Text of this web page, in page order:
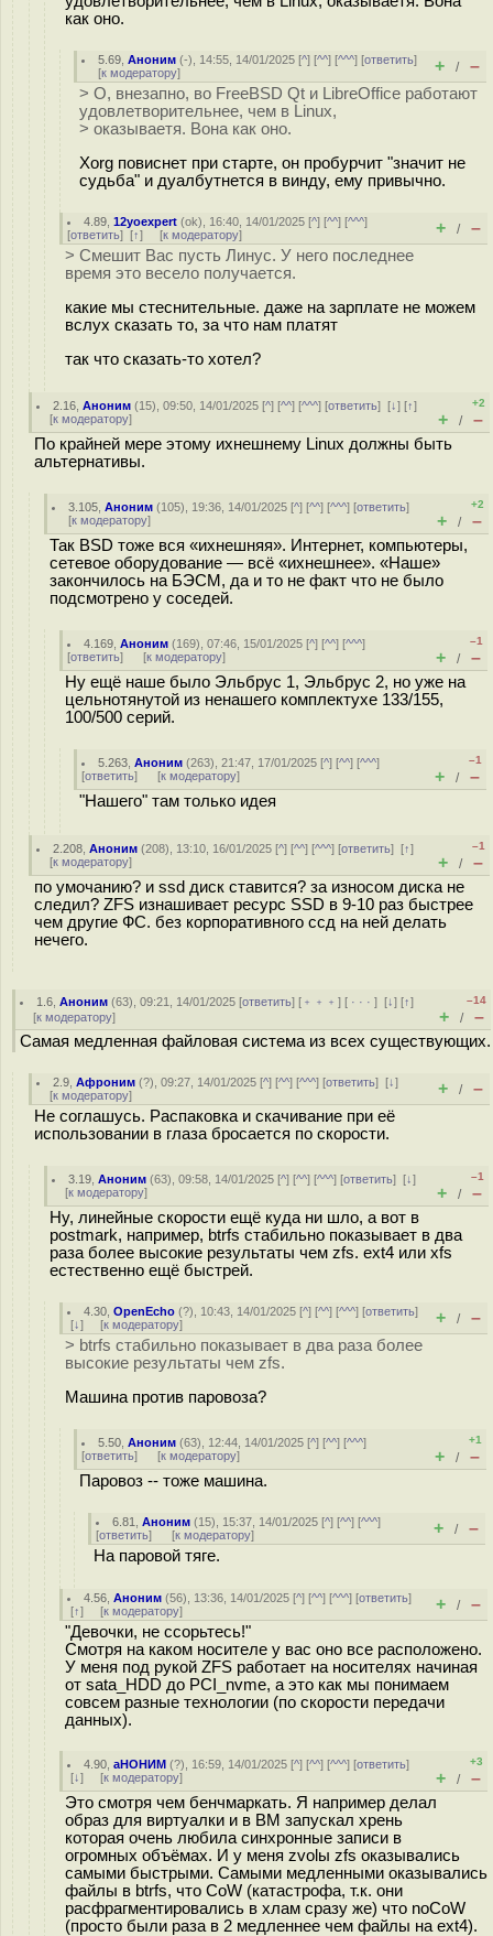
как оно.
5.69 ,Аноним (-), 14:55, 14/01/2025 [^] [^^] [^^^] [ответить]
[к модератору] + / –
> О, внезапно, во FreeBSD Qt и LibreOffice работают
удовлетворительнее, чем в Linux,
> оказываетя. Вона как оно.
Xorg повиснет при старте, он пробурчит "значит не
судьба" и дуалбутнется в винду, ему привычно.
4.89 ,12yoexpert (ok), 16:40, 14/01/2025 [^] [^^] [^^^]
[ответить] [↑] [к модератору] + / –
> Смешит Вас пусть Линус. У него последнее
время это весело получается.
какие мы стеснительные. даже на зарплате не можем
вслух сказать то, за что нам платят
так что сказать-то хотел?
2.16 ,Аноним (15), 09:50, 14/01/2025 [^] [^^] [^^^] [ответить][↓] [↑]
[к модератору]
+2
+ / –
По крайней мере этому ихнешнему Linux должны быть
альтернативы.
3.105 ,Аноним (105), 19:36, 14/01/2025 [^] [^^] [^^^] [ответить]
[к модератору]
+2
+ / –
Так BSD тоже вся «ихнешняя». Интернет, компьютеры,
сетевое оборудование — всё «ихнешнее». «Наше»
закончилось на БЭСМ, да и то не факт что не было
подсмотрено у соседей.
4.169 ,Аноним (169), 07:46, 15/01/2025 [^] [^^] [^^^]
[ответить] [к модератору]
–1
+ / –
Ну ещё наше было Эльбрус 1, Эльбрус 2, но уже на
цельнотянутой из ненашего комплектухе 133/155,
100/500 серий.
5.263 ,Аноним (263), 21:47, 17/01/2025 [^] [^^] [^^^]
[ответить] [к модератору]
–1
+ / –
"Нашего" там только идея
2.208 ,Аноним (208), 13:10, 16/01/2025 [^] [^^] [^^^] [ответить][↑]
[к модератору]
–1
+ / –
по умочанию? и ssd диск ставится? за износом диска не
следил? ZFS изнашивает ресурс SSD в 9-10 раз быстрее
чем другие ФС. без корпоративного ссд на ней делать
нечего.
1.6 ,Аноним (63), 09:21, 14/01/2025 [ответить] [ ﹢﹢﹢] [ · · ·][↓] [↑]
[к модератору]
–14
+ / –
Самая медленная файловая система из всех существующих.
2.9 ,Афроним (?), 09:27, 14/01/2025 [^] [^^] [^^^] [ответить][↓]
[к модератору] + / –
Не соглашусь. Распаковка и скачивание при её
использовании в глаза бросается по скорости.
3.19 ,Аноним (63), 09:58, 14/01/2025 [^] [^^] [^^^] [ответить][↓]
[к модератору]
–1
+ / –
Ну, линейные скорости ещё куда ни шло, а вот в
postmark, например, btrfs стабильно показывает в два
раза более высокие результаты чем zfs. ext4 или xfs
естественно ещё быстрей.
4.30 ,OpenEcho (?), 10:43, 14/01/2025 [^] [^^] [^^^] [ответить]
[↓] [к модератору] + / –
> btrfs стабильно показывает в два раза более
высокие результаты чем zfs.
Машина против паровоза?
5.50 ,Аноним (63), 12:44, 14/01/2025 [^] [^^] [^^^]
[ответить] [к модератору]
+1
+ / –
Паровоз -- тоже машина.
6.81 ,Аноним (15), 15:37, 14/01/2025 [^] [^^] [^^^]
[ответить] [к модератору] + / –
На паровой тяге.
4.56 ,Аноним (56), 13:36, 14/01/2025 [^] [^^] [^^^] [ответить]
[↑] [к модератору] + / –
"Девочки, не ссорьтесь!"
Смотря на каком носителе у вас оно все расположено.
У меня под рукой ZFS работает на носителях начиная
от sata_HDD до PCI_nvme, а это как мы понимаем
совсем разные технологии (по скорости передачи
данных).
4.90 ,аНОНИМ (?), 16:59, 14/01/2025 [^] [^^] [^^^] [ответить]
[↓] [к модератору]
+3
+ / –
Это смотря чем бенчмаркать. Я например делал
образ для виртуалки и в ВМ запускал хрень
которая очень любила синхронные записи в
огромных объёмах. И у меня zvolы zfs оказывались
самыми быстрыми. Самыми медленными оказывались
файлы в btrfs, что СoW (катастрофа, т.к. они
расфрагментировались в хлам сразу же) что noCoW
(просто были раза в 2 медленнее чем файлы на ext4).